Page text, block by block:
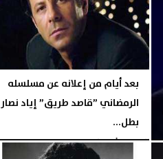
بعد أيام من إعلانه عن مسلسله
الرمضاني ”قاصد طريق” إياد نصار
بطل...
الإثنين، 3 أغسطس 2026 06:42 مـ